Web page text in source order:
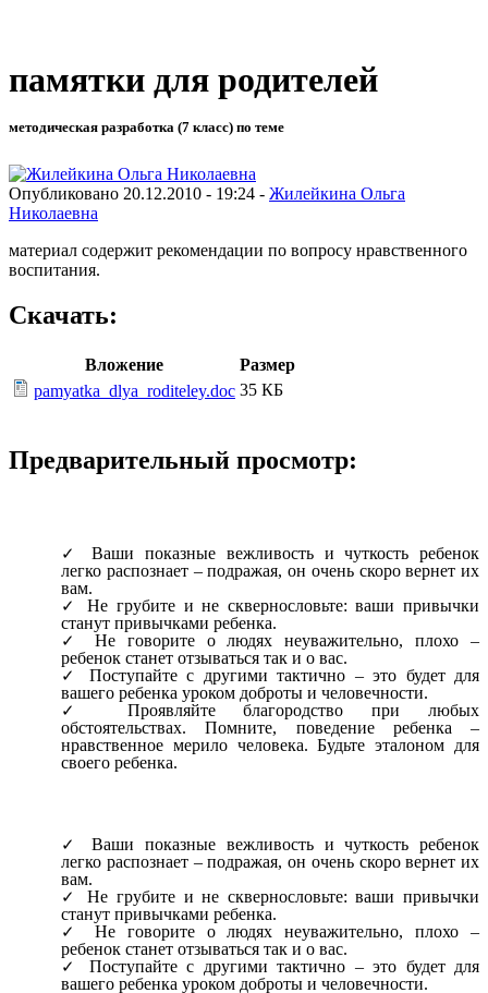
памятки для родителей
методическая разработка (7 класс) по теме
Опубликовано 20.12.2010 - 19:24 - Жилейкина Ольга
Николаевна
материал содержит рекомендации по вопросу нравственного
воспитания.
Скачать:
Вложение
Размер
pamyatka_dlya_roditeley.doc 35 КБ
Предварительный просмотр:
Ваши показные вежливость и чуткость ребенок
легко распознает – подражая, он очень скоро вернет их
вам.
Не грубите и не сквернословьте: ваши привычки
станут привычками ребенка.
Не говорите о людях неуважительно, плохо –
ребенок станет отзываться так и о вас.
Поступайте с другими тактично – это будет для
вашего ребенка уроком доброты и человечности.
Проявляйте благородство при любых
обстоятельствах. Помните, поведение ребенка –
нравственное мерило человека. Будьте эталоном для
своего ребенка.
Ваши показные вежливость и чуткость ребенок
легко распознает – подражая, он очень скоро вернет их
вам.
Не грубите и не сквернословьте: ваши привычки
станут привычками ребенка.
Не говорите о людях неуважительно, плохо –
ребенок станет отзываться так и о вас.
Поступайте с другими тактично – это будет для
вашего ребенка уроком доброты и человечности.